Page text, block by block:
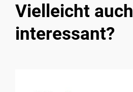
Vielleicht auch
interessant?